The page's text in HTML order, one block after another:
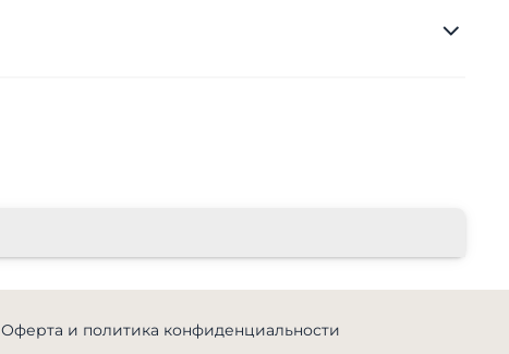
Оферта и политика конфиденциальности